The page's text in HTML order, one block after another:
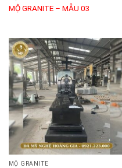
MỘ GRANITE – MẪU 03
MỘ GRANITE